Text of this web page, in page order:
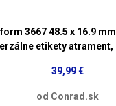
3667 48.5 x 16.9
etikety atrament,
39,99 €
od Conrad.sk